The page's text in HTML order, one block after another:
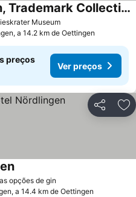
Museum
elaya hotel noerdlingen, Trademark Collection by Wyndham
a 14.2 km de Oettingen
preços
Ver preços
Partilhar
opções de gin
a 14.4 km de Oettingen